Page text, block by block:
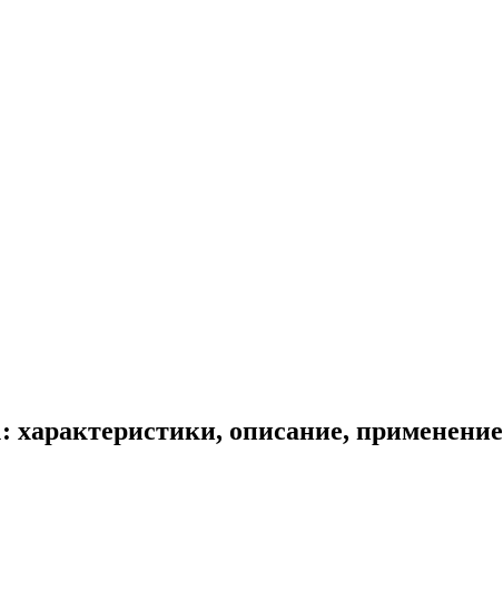
описание, применение